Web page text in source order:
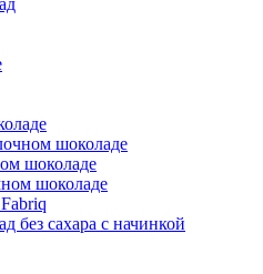
шоколаде
шоколаде
шоколаде
без сахара с начинкой